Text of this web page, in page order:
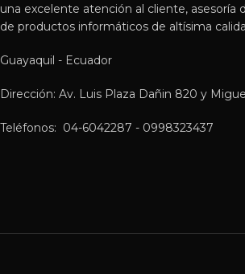
una excelente atención al cliente, asesoría
de productos informáticos de altísima
Guayaquil - Ecuador
Dirección: Av. Luis Plaza Dañin 820 y
Teléfonos: 04-6042287 - 0998323437